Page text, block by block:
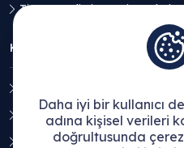
Ticaret Geliştirme Hizmetleri
KVKK
Açık Rıza Beyanı
Çerez Politikası
Daha iyi bir kullanıcı
adına kişisel verileri
doğrultusunda